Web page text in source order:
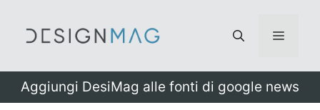
Menu
Aggiungi DesiMag alle fonti di google news